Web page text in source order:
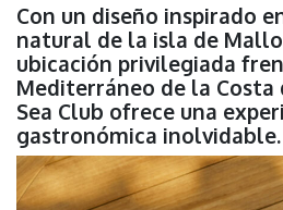
Con un diseño inspirado
natural de la isla de
ubicación privilegiada
Mediterráneo de la Costa
Sea Club ofrece una
gastronómica inolvidable.